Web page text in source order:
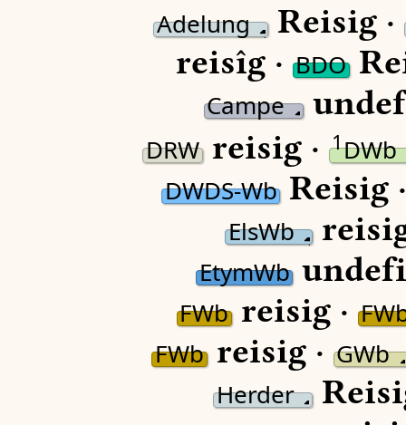
Adelung Reisig ·
reisîg · BDO
Campe
DRWreisig · 1DWb
DWDS-WbReisig
ElsWb
EtymWb
FWbreisig ·
FWbreisig · GWb
Herder